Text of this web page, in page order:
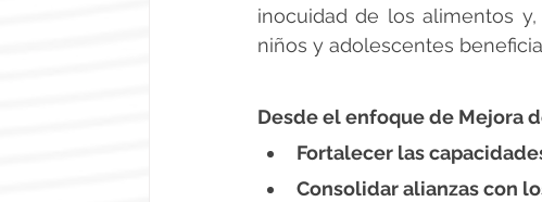
inocuidad de los alimentos
niños y adolescentes
Desde el enfoque de Mejora
Fortalecer las
Consolidar alianzas con